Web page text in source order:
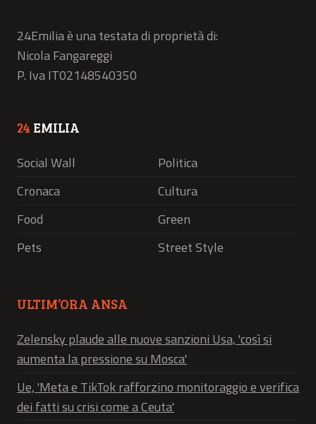
24Emilia è una testata di proprietà di:
Nicola Fangareggi
P. Iva IT02148540350
24 EMILIA
Social Wall
Politica
Cronaca
Cultura
Food
Green
Pets
Street Style
ULTIM’ORA ANSA
Zelensky plaude alle nuove sanzioni Usa, 'così si
aumenta la pressione su Mosca'
Ue, 'Meta e TikTok rafforzino monitoraggio e verifica
dei fatti su crisi come a Ceuta'